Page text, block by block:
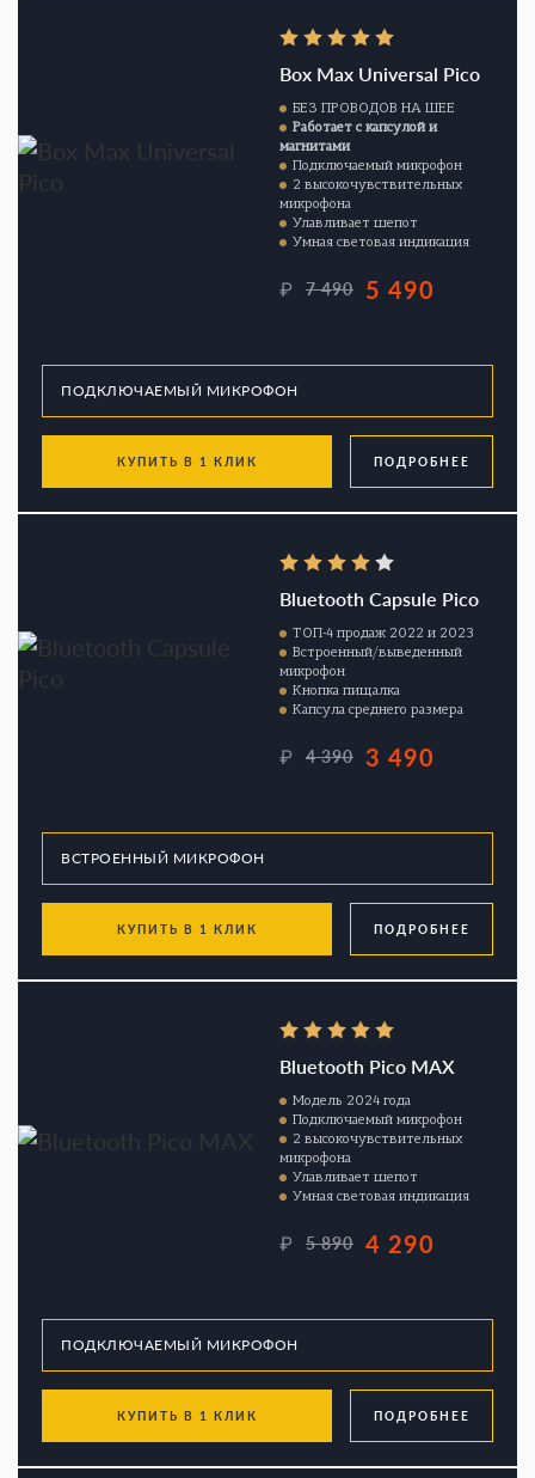
Box Max Universal Pico
БЕЗ ПРОВОДОВ НА ШЕЕ
Работает с капсулой и
магнитами
Подключаемый микрофон
2 высокочувствительных
микрофона
Улавливает шепот
Умная световая индикация
₽ 7 490 5 490
КУПИТЬ В 1 КЛИК ПОДРОБНЕЕ
Bluetooth Capsule Pico
ТОП-4 продаж 2022 и 2023
Встроенный/выведенный
микрофон
Кнопка пищалка
Капсула среднего размера
₽ 4 390 3 490
КУПИТЬ В 1 КЛИК ПОДРОБНЕЕ
Bluetooth Pico MAX
Модель 2024 года
Подключаемый микрофон
2 высокочувствительных
микрофона
Улавливает шепот
Умная световая индикация
₽ 5 890 4 290
КУПИТЬ В 1 КЛИК ПОДРОБНЕЕ